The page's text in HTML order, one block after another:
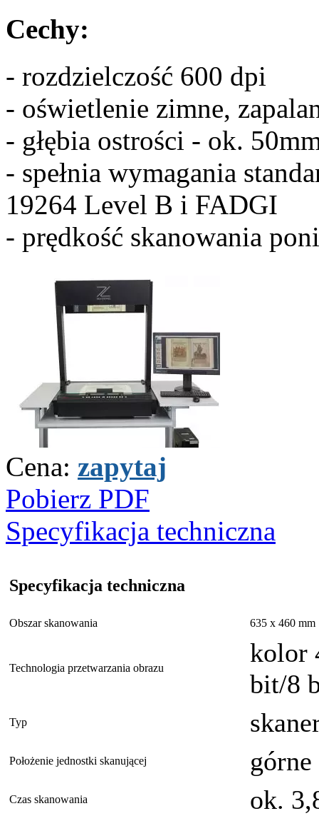
Cechy:
- rozdzielczość 600 dpi
- oświetlenie zimne,
- głębia ostrości - ok.
- spełnia wymagania
19264 Level B i FADGI
- prędkość skanowania
Cena: zapytaj
Pobierz PDF
Specyfikacja techniczna
Specyfikacja techniczna
Obszar skanowania 635 x 460 mm
Technologia przetwarzania obrazu
kolor
bit/8
Typ
Położenie jednostki skanującej górne
Czas skanowania ok.